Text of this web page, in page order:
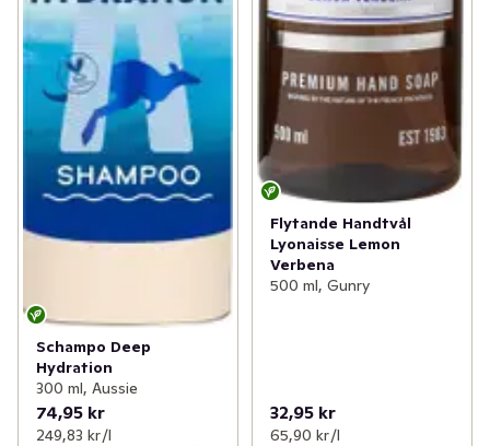
Schampo Deep
Hydration
300 ml, Aussie
74,95 kr
249,83 kr /l
Flytande Handtvål
Lyonaisse Lemon
Verbena
500 ml, Gunry
32,95 kr
65,90 kr /l